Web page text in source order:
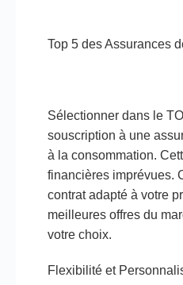
Top 5 des Assurances
Sélectionner dans le
souscription à une
à la consommation.
financières imprévues.
contrat adapté à votre
meilleures offres du
votre choix.
Flexibilité et